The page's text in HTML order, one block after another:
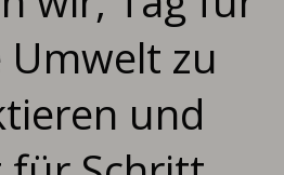
Umwelt zu
und